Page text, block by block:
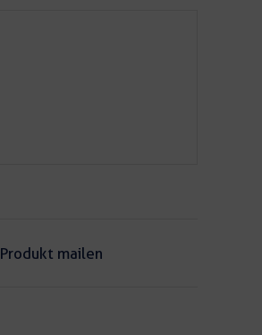
Produkt mailen